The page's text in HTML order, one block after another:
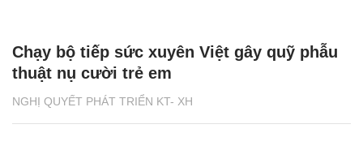
NGHỊ QUYẾT PHÁT TRIỂN KT- XH
Chạy bộ tiếp sức xuyên Việt gây quỹ phẫu
thuật nụ cười trẻ em